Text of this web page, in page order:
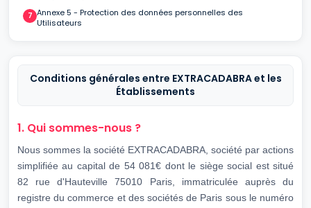
Annexe 5 - Protection des données personnelles des
Utilisateurs
Conditions générales entre EXTRACADABRA et les
Établissements
1. Qui sommes-nous ?
Nous sommes la société EXTRACADABRA, société par actions
simplifiée au capital de 54 081€ dont le siège social est situé
82 rue d'Hauteville 75010 Paris, immatriculée auprès du
registre du commerce et des sociétés de Paris sous le numéro